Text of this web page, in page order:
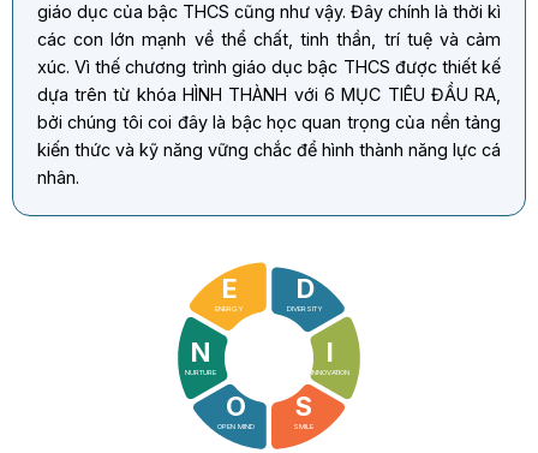
giáo dục của bậc THCS cũng như vậy. Đây chính là thời kì
các con lớn mạnh về thể chất, tinh thần, trí tuệ và cảm
xúc. Vì thế chương trình giáo dục bậc THCS được thiết kế
dựa trên từ khóa HÌNH THÀNH với 6 MỤC TIÊU ĐẦU RA,
bởi chúng tôi coi đây là bậc học quan trọng của nền tảng
kiến thức và kỹ năng vững chắc để hình thành năng lực cá
nhân.
E
ENERGY
D
DIVERSITY
I
INNOVATION
S
SMILE
O
OPEN MIND
N
NURTURE